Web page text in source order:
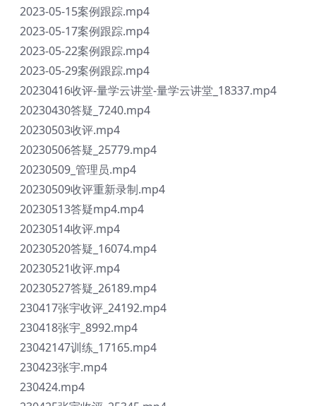
2023-05-15案例跟踪.mp4
2023-05-17案例跟踪.mp4
2023-05-22案例跟踪.mp4
2023-05-29案例跟踪.mp4
20230416收评-量学云讲堂-量学云讲堂_18337.mp4
20230430答疑_7240.mp4
20230503收评.mp4
20230506答疑_25779.mp4
20230509_管理员.mp4
20230509收评重新录制.mp4
20230513答疑mp4.mp4
20230514收评.mp4
20230520答疑_16074.mp4
20230521收评.mp4
20230527答疑_26189.mp4
230417张宇收评_24192.mp4
230418张宇_8992.mp4
23042147训练_17165.mp4
230423张宇.mp4
230424.mp4